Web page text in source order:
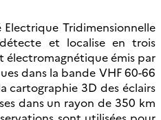
Electrique Tridimensionnelle
et localise en trois
électromagnétique émis par
dans la bande VHF 60-66
cartographie 3D des éclairs
dans un rayon de 350 km